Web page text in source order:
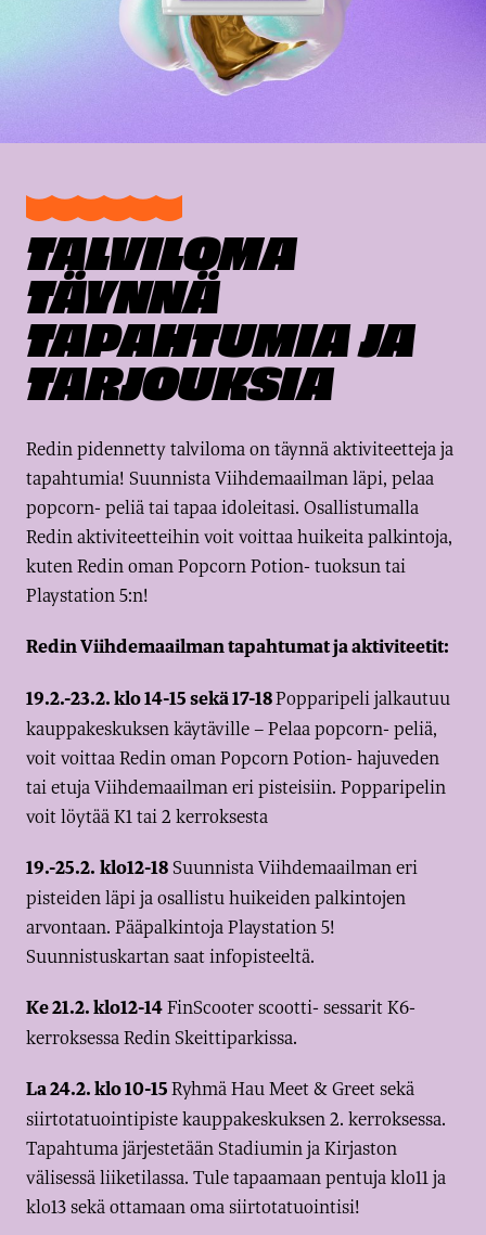
TALVILOMA
TÄYNNÄ
TAPAHTUMIA JA
TARJOUKSIA
Redin pidennetty talviloma on täynnä aktiviteetteja ja
tapahtumia! Suunnista Viihdemaailman läpi, pelaa
popcorn- peliä tai tapaa idoleitasi. Osallistumalla
Redin aktiviteetteihin voit voittaa huikeita palkintoja,
kuten Redin oman Popcorn Potion- tuoksun tai
Playstation 5:n!
Redin Viihdemaailman tapahtumat ja aktiviteetit:
19.2.-23.2. klo 14-15 sekä 17-18Popparipeli jalkautuu
kauppakeskuksen käytäville – Pelaa popcorn- peliä,
voit voittaa Redin oman Popcorn Potion- hajuveden
tai etuja Viihdemaailman eri pisteisiin. Popparipelin
voit löytää K1 tai 2 kerroksesta
19.-25.2. klo12-18 Suunnista Viihdemaailman eri
pisteiden läpi ja osallistu huikeiden palkintojen
arvontaan. Pääpalkintoja Playstation 5!
Suunnistuskartan saat infopisteeltä.
Ke 21.2. klo12-14FinScooter scootti- sessarit K6-
kerroksessa Redin Skeittiparkissa.
La 24.2. klo 10-15Ryhmä Hau Meet & Greet sekä
siirtotatuointipiste kauppakeskuksen 2. kerroksessa.
Tapahtuma järjestetään Stadiumin ja Kirjaston
välisessä liiketilassa. Tule tapaamaan pentuja klo11 ja
klo13 sekä ottamaan oma siirtotatuointisi!